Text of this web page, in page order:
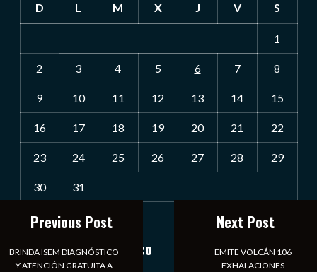
D L M X J V S
1
2 3 4 5 6 7 8
9 10 11 12 13 14 15
16 17 18 19 20 21 22
23 24 25 26 27 28 29
30 31
« Jul
Notiexpress de México
Previous Post
BRINDA ISEM DIAGNÓSTICO
Y ATENCIÓN GRATUITA A
Next Post
EMITE VOLCÁN 106
EXHALACIONES